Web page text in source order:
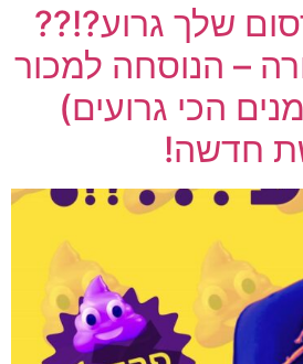
שלך גרוע?!??
בכורה – הנוסחה למכור
הכי גרועים)
חדשה!